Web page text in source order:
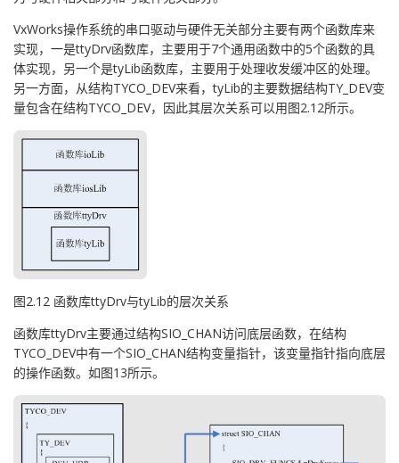
VxWorks操作系统的串口驱动与硬件无关部分主要有两个函数库来
实现，一是ttyDrv函数库，主要用于7个通用函数中的5个函数的具
体实现，另一个是tyLib函数库，主要用于处理收发缓冲区的处理。
另一方面，从结构TYCO_DEV来看，tyLib的主要数据结构TY_DEV变
量包含在结构TYCO_DEV，因此其层次关系可以用图2.12所示。
图2.12 函数库ttyDrv与tyLib的层次关系
函数库ttyDrv主要通过结构SIO_CHAN访问底层函数，在结构
TYCO_DEV中有一个SIO_CHAN结构变量指针，该变量指针指向底层
的操作函数。如图13所示。